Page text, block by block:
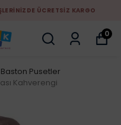
ÜCRETSİZ KARGO
0
Baston Pusetler
Kahverengi